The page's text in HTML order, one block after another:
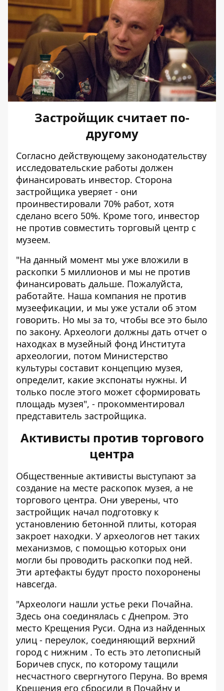
Застройщик считает по-
другому
Согласно действующему законодательству
исследовательские работы должен
финансировать инвестор. Сторона
застройщика уверяет - они
проинвестировали 70% работ, хотя
сделано всего 50%. Кроме того, инвестор
не против совместить торговый центр с
музеем.
"На данный момент мы уже вложили в
раскопки 5 миллионов и мы не против
финансировать дальше. Пожалуйста,
работайте. Наша компания не против
музеефикации, и мы уже устали об этом
говорить. Но мы за то, чтобы все это было
по закону. Археологи должны дать отчет о
находках в музейный фонд Института
археологии, потом Министерство
культуры составит концепцию музея,
определит, какие экспонаты нужны. И
только после этого может сформировать
площадь музея", - прокомментировал
представитель застройщика.
Активисты против торгового
центра
Общественные активисты выступают за
создание на месте раскопок музея, а не
торгового центра. Они уверены, что
застройщик начал подготовку к
установлению бетонной плиты, которая
закроет находки. У археологов нет таких
механизмов, с помощью которых они
могли бы проводить раскопки под ней.
Эти артефакты будут просто похоронены
навсегда.
"Археологи нашли устье реки Почайна.
Здесь она соединялась с Днепром. Это
место Крещения Руси. Одна из найденных
улиц - переулок, соединяющий верхний
город с нижним . То есть это летописный
Боричев спуск, по которому тащили
несчастного свергнутого Перуна. Во время
Крещения его сбросили в Почайну и